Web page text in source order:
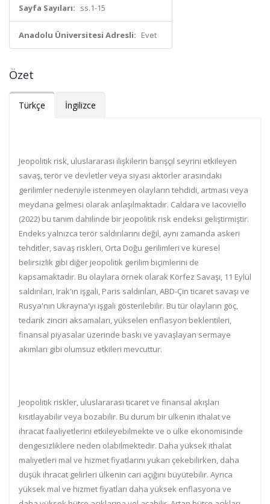
Sayfa Sayıları: ss.1-15
Anadolu Üniversitesi Adresli: Evet
Özet
Türkçe İngilizce
Jeopolitik risk, uluslararası ilişkilerin barışçıl seyrini etkileyen
savaş, terör ve devletler veya siyasi aktörler arasındaki
gerilimler nedeniyle istenmeyen olayların tehdidi, artması veya
meydana gelmesi olarak anlaşılmaktadır. Caldara ve Iacoviello
(2022) bu tanım dahilinde bir jeopolitik risk endeksi geliştirmiştir.
Endeks yalnızca terör saldırılarını değil, aynı zamanda askeri
tehditler, savaş riskleri, Orta Doğu gerilimleri ve küresel
belirsizlik gibi diğer jeopolitik gerilim biçimlerini de
kapsamaktadır. Bu olaylara örnek olarak Körfez Savaşı, 11 Eylül
saldırıları, Irak'ın işgali, Paris saldırıları, ABD-Çin ticaret savaşı ve
Rusya'nın Ukrayna'yı işgali gösterilebilir. Bu tür olayların göç,
tedarik zinciri aksamaları, yükselen enflasyon beklentileri,
finansal piyasalar üzerinde baskı ve yavaşlayan sermaye
akımları gibi olumsuz etkileri mevcuttur.
Jeopolitik riskler, uluslararası ticaret ve finansal akışları
kısıtlayabilir veya bozabilir. Bu durum bir ülkenin ithalat ve
ihracat faaliyetlerini etkileyebilmekte ve o ülke ekonomisinde
dengesizliklere neden olabilmektedir. Daha yüksek ithalat
maliyetleri mal ve hizmet fiyatlarını yukarı çekebilirken, daha
düşük ihracat gelirleri ülkenin cari açığını büyütebilir. Ayrıca
yüksek mal ve hizmet fiyatları daha yüksek enflasyona ve